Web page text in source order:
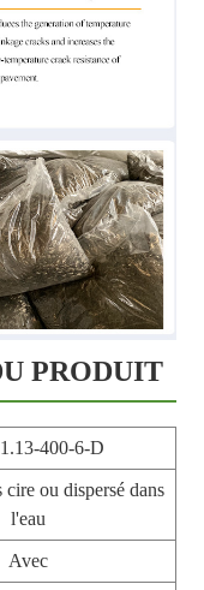
PRODUIT
400-6-D
cire ou dispersé dans
l'eau
Avec